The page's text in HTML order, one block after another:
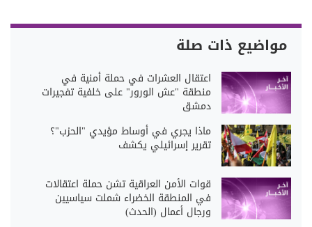
مواضيع ذات صلة
اعتقال العشرات في حملة أمنية في
منطقة "عش الورور" على خلفية تفجيرات
دمشق
ماذا يجري في أوساط مؤيدي "الحزب"؟
تقرير إسرائيلي يكشف
قوات الأمن العراقية تشن حملة اعتقالات
في المنطقة الخضراء شملت سياسيين
ورجال أعمال (الحدث)